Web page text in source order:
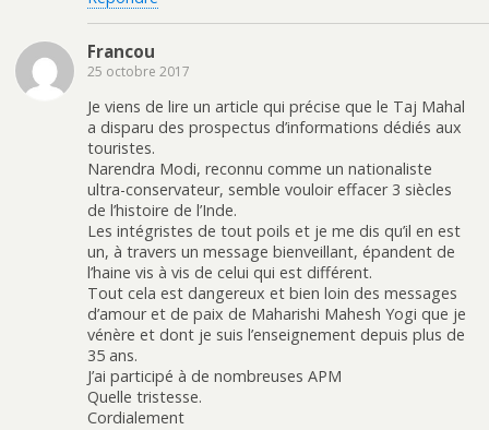
Francou
25 octobre 2017
Je viens de lire un article qui précise que le Taj Mahal
a disparu des prospectus d’informations dédiés aux
touristes.
Narendra Modi, reconnu comme un nationaliste
ultra-conservateur, semble vouloir effacer 3 siècles
de l’histoire de l’Inde.
Les intégristes de tout poils et je me dis qu’il en est
un, à travers un message bienveillant, épandent de
l’haine vis à vis de celui qui est différent.
Tout cela est dangereux et bien loin des messages
d’amour et de paix de Maharishi Mahesh Yogi que je
vénère et dont je suis l’enseignement depuis plus de
35 ans.
J’ai participé à de nombreuses APM
Quelle tristesse.
Cordialement